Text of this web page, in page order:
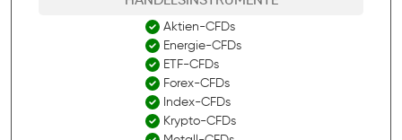
Aktien-CFDs
Energie-CFDs
ETF-CFDs
Forex-CFDs
Index-CFDs
Krypto-CFDs